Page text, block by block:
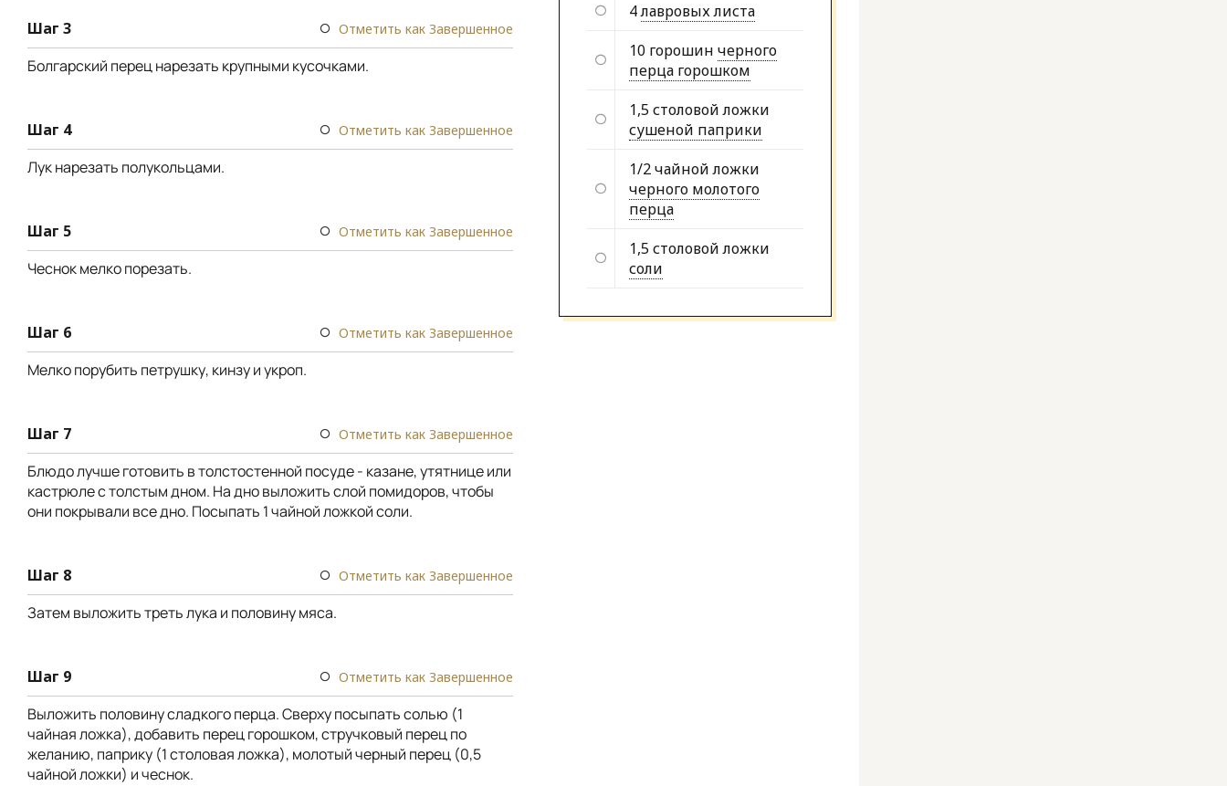
Шаг 3 Отметить как Завершенное
Болгарский перец нарезать крупными кусочками.
Шаг 4 Отметить как Завершенное
Лук нарезать полукольцами.
Шаг 5 Отметить как Завершенное
Чеснок мелко порезать.
Шаг 6 Отметить как Завершенное
Мелко порубить петрушку, кинзу и укроп.
Шаг 7 Отметить как Завершенное
Блюдо лучше готовить в толстостенной посуде - казане, утятнице или
кастрюле с толстым дном. На дно выложить слой помидоров, чтобы
они покрывали все дно. Посыпать 1 чайной ложкой соли.
Шаг 8 Отметить как Завершенное
Затем выложить треть лука и половину мяса.
Шаг 9 Отметить как Завершенное
Выложить половину сладкого перца. Сверху посыпать солью (1
чайная ложка), добавить перец горошком, стручковый перец по
желанию, паприку (1 столовая ложка), молотый черный перец (0,5
чайной ложки) и чеснок.
4лавровых листа
10 горошин черного
перца горошком
1,5 столовой ложки
сушеной паприки
1/2 чайной ложки
черного молотого
перца
1,5 столовой ложки
соли